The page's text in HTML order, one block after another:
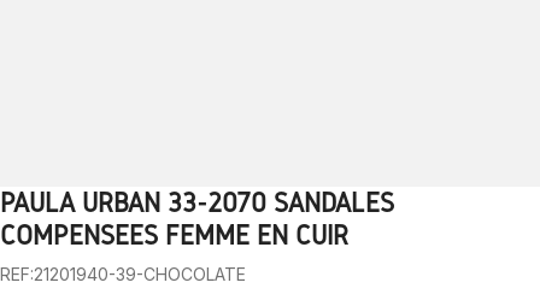
1 2 3 4 5 6 7 8
PAULA URBAN 33-2070 SANDALES
COMPENSÉES FEMME EN CUIR
REF:21201940-39-CHOCOLATE